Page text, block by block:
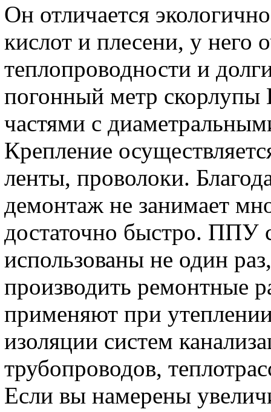
Он отличается
кислот и плесени, у него
теплопроводности и
погонный метр
частями с
Крепление
ленты, проволоки.
демонтаж не занимает
достаточно быстро. ППУ
использованы не один
производить ремонтные
применяют при
изоляции систем
трубопроводов,
Если вы намерены